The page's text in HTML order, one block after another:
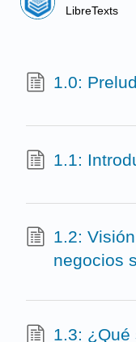
LibreTexts
1.0:
1.1:
1.2:
negocios
1.3: ¿Qué